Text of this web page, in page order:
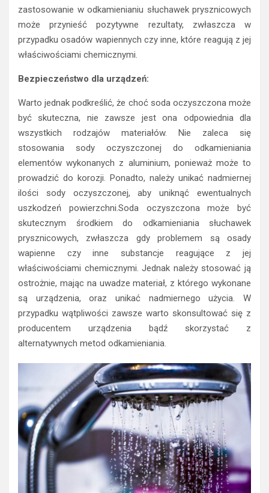
zastosowanie w odkamienianiu słuchawek prysznicowych
może przynieść pozytywne rezultaty, zwłaszcza w
przypadku osadów wapiennych czy inne, które reagują z jej
właściwościami chemicznymi.
Bezpieczeństwo dla urządzeń:
Warto jednak podkreślić, że choć soda oczyszczona może
być skuteczna, nie zawsze jest ona odpowiednia dla
wszystkich rodzajów materiałów. Nie zaleca się
stosowania sody oczyszczonej do odkamieniania
elementów wykonanych z aluminium, ponieważ może to
prowadzić do korozji. Ponadto, należy unikać nadmiernej
ilości sody oczyszczonej, aby uniknąć ewentualnych
uszkodzeń powierzchni.Soda oczyszczona może być
skutecznym środkiem do odkamieniania słuchawek
prysznicowych, zwłaszcza gdy problemem są osady
wapienne czy inne substancje reagujące z jej
właściwościami chemicznymi. Jednak należy stosować ją
ostrożnie, mając na uwadze materiał, z którego wykonane
są urządzenia, oraz unikać nadmiernego użycia. W
przypadku wątpliwości zawsze warto skonsultować się z
producentem urządzenia bądź skorzystać z
alternatywnych metod odkamieniania.